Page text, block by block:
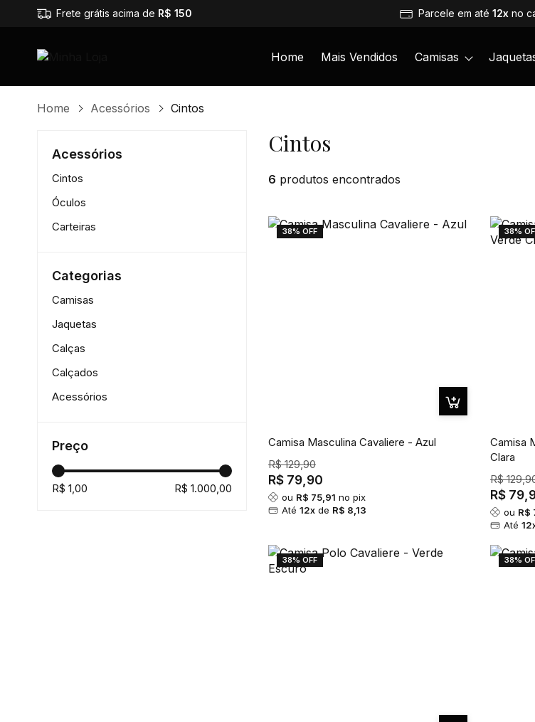
Frete grátis acima de R$ 150 Parcele em até12x no
Home Mais Vendidos Camisas
Home Acessórios Cintos
Acessórios
Cintos
Óculos
Carteiras
Categorias
Camisas
Jaquetas
Calças
Calçados
Acessórios
Preço
R$ 1,00 R$ 1.000,00
Cintos
6 produtos encontrados
38% OFF
Camisa Masculina Cavaliere - Azul
R$ 129,90
R$ 79,90
ou R$ 75,91 no pix
Até12x de R$ 8,13
38%
Camisa
Clara
R$
R$
ou R$
Até
38% OFF 38%